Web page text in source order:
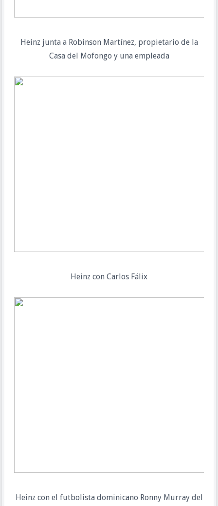
Heinz junta a Robinson Martínez, propietario de la
Casa del Mofongo y una empleada
Heinz con Carlos Fálix
Heinz con el futbolista dominicano Ronny Murray del